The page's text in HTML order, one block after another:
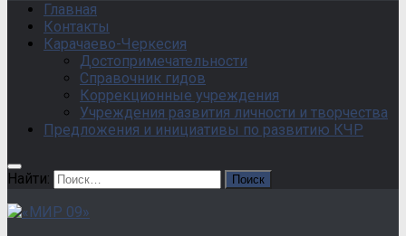
Главная
Контакты
Карачаево-Черкесия
Достопримечательности
Справочник гидов
Коррекционные учреждения
Учреждения развития личности и творчества
Предложения и инициативы по развитию КЧР
Найти: